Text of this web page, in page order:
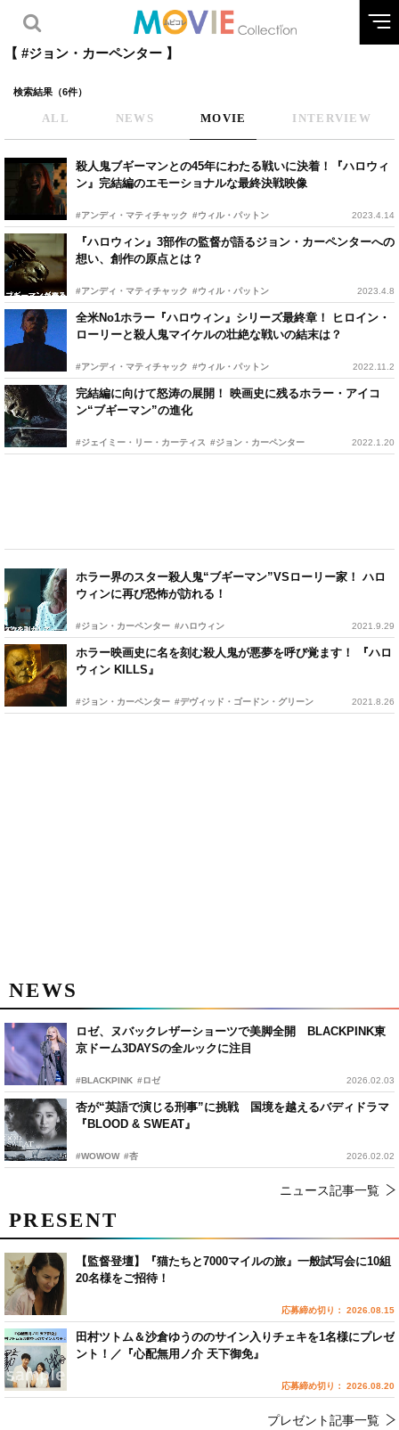
【 #ジョン・カーペンター 】
検索結果（6件）
ALL NEWS MOVIE INTERVIEW
殺人鬼ブギーマンとの45年にわたる戦いに決着！『ハロウィ
ン』完結編のエモーショナルな最終決戦映像
#アンディ・マティチャック #ウィル・パットン 2023.4.14
『ハロウィン』3部作の監督が語るジョン・カーペンターへの
想い、創作の原点とは？
#アンディ・マティチャック #ウィル・パットン 2023.4.8
全米No1ホラー『ハロウィン』シリーズ最終章！ ヒロイン・
ローリーと殺人鬼マイケルの壮絶な戦いの結末は？
#アンディ・マティチャック #ウィル・パットン 2022.11.2
完結編に向けて怒涛の展開！ 映画史に残るホラー・アイコ
ン“ブギーマン”の進化
#ジェイミー・リー・カーティス #ジョン・カーペンター 2022.1.20
ホラー界のスター殺人鬼“ブギーマン”VSローリー家！ ハロ
ウィンに再び恐怖が訪れる！
#ジョン・カーペンター #ハロウィン 2021.9.29
ホラー映画史に名を刻む殺人鬼が悪夢を呼び覚ます！ 『ハロ
ウィン KILLS』
#ジョン・カーペンター #デヴィッド・ゴードン・グリーン 2021.8.26
NEWS
ロゼ、ヌバックレザーショーツで美脚全開 BLACKPINK東
京ドーム3DAYSの全ルックに注目
#BLACKPINK #ロゼ 2026.02.03
杏が“英語で演じる刑事”に挑戦 国境を越えるバディドラマ
『BLOOD & SWEAT』
#WOWOW #杏 2026.02.02
ニュース記事一覧
PRESENT
【監督登壇】『猫たちと7000マイルの旅』一般試写会に10組
20名様をご招待！
応募締め切り： 2026.08.15
田村ツトム＆沙倉ゆうののサイン入りチェキを1名様にプレゼ
ント！／『心配無用ノ介 天下御免』
応募締め切り： 2026.08.20
プレゼント記事一覧